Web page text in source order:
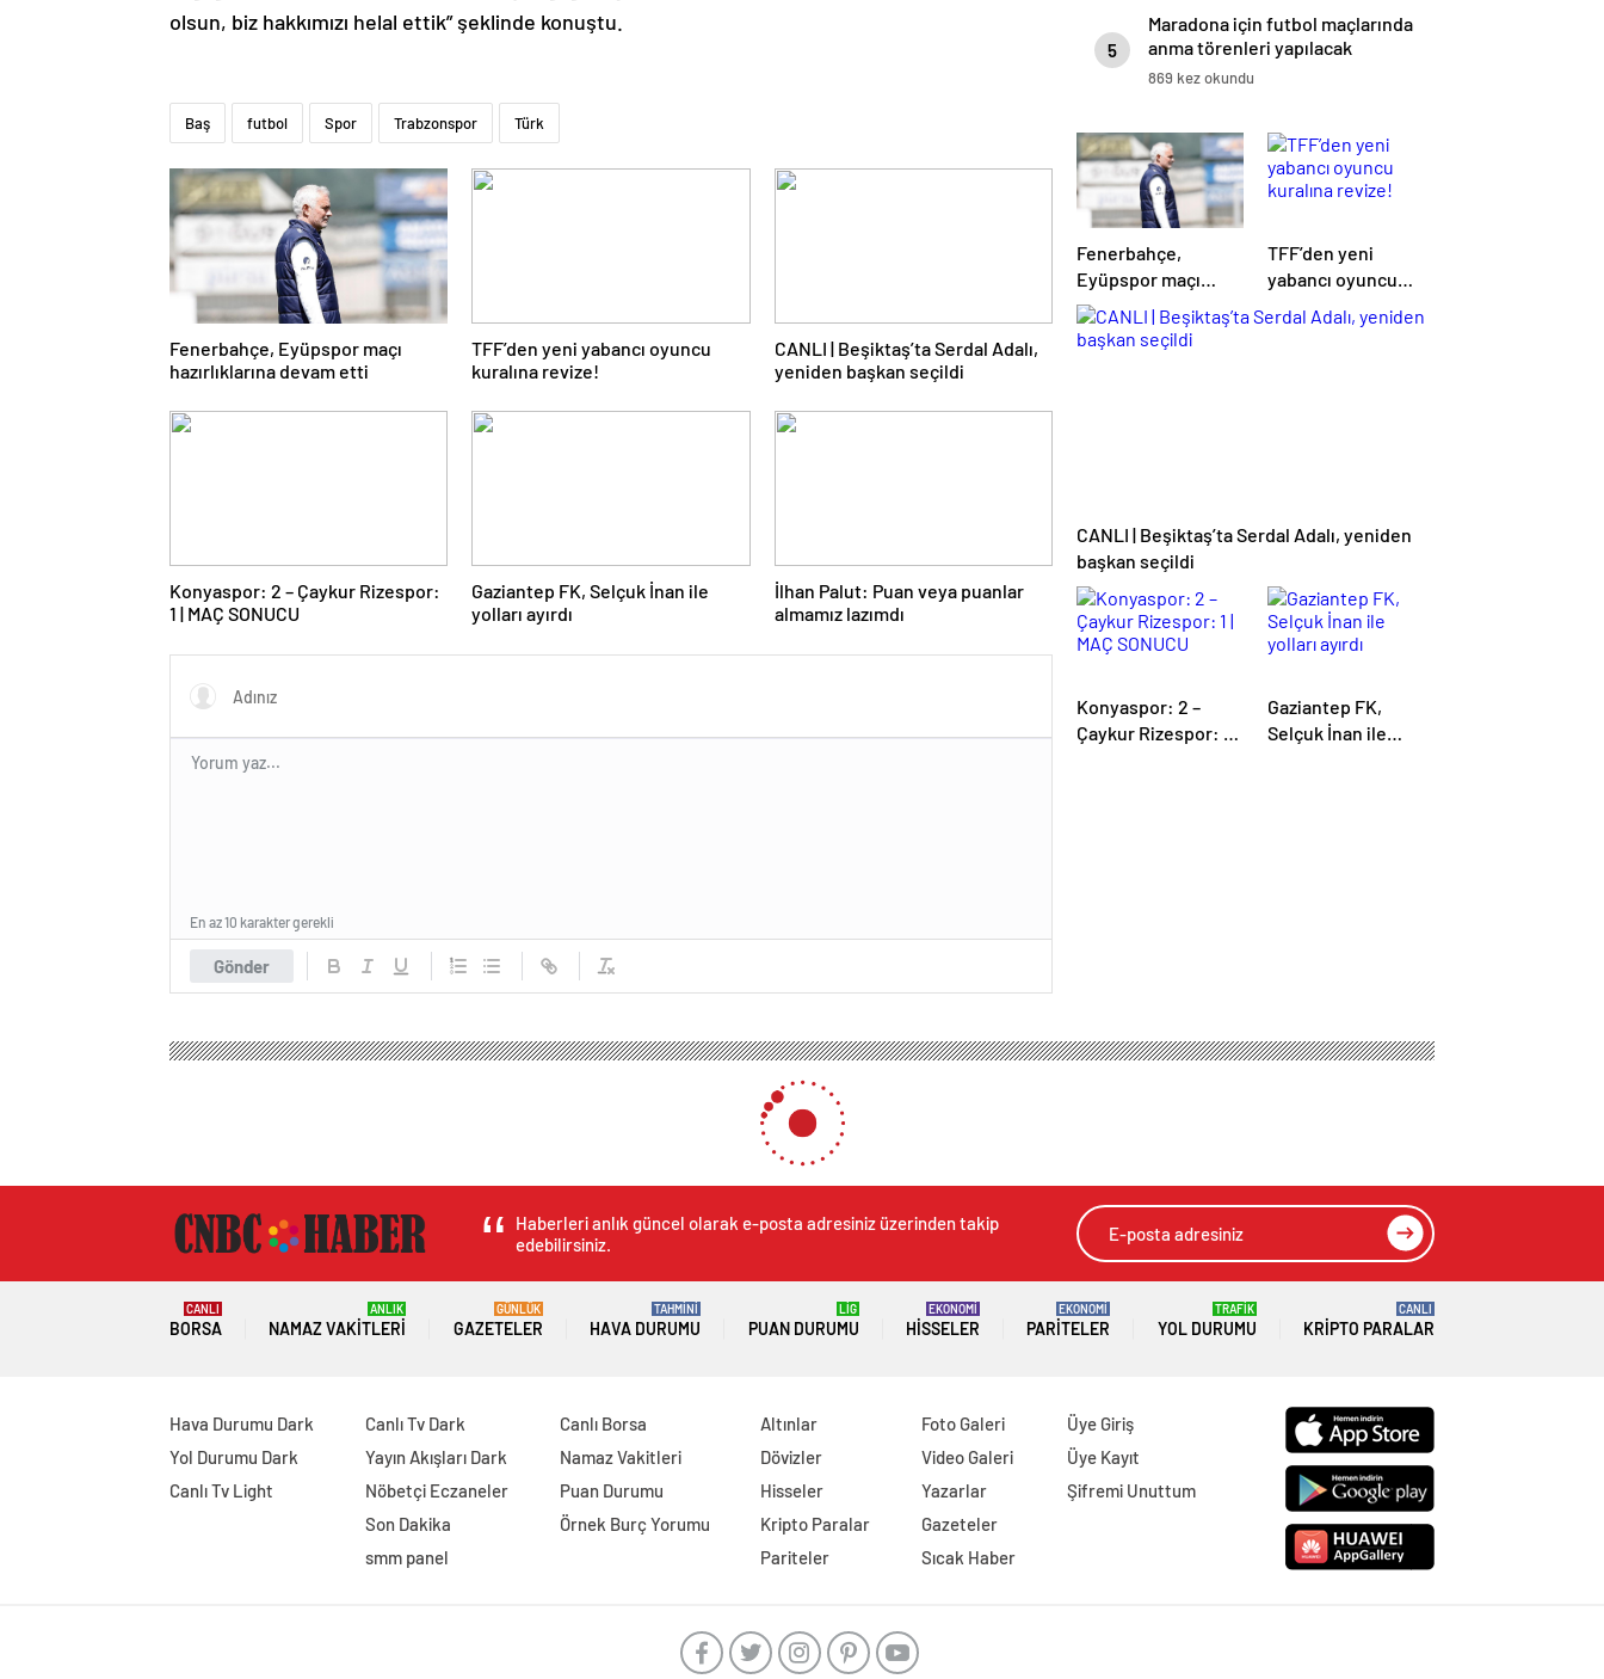
olsun, biz hakkımızı helal ettik” şeklinde konuştu.
Baş futbol Spor Trabzonspor Türk
Fenerbahçe, Eyüpspor maçı
hazırlıklarına devam etti
TFF’den yeni yabancı oyuncu
kuralına revize!
CANLI | Beşiktaş’ta Serdal Adalı,
yeniden başkan seçildi
Konyaspor: 2 – Çaykur Rizespor:
1 | MAÇ SONUCU
Gaziantep FK, Selçuk İnan ile
yolları ayırdı
İlhan Palut: Puan veya puanlar
almamız lazımdı
Gönder
En az 10 karakter gerekli
5
Maradona için futbol maçlarında
anma törenleri yapılacak
869 kez okundu
Fenerbahçe,
Eyüpspor maçı
hazırlıklarına devam
etti
TFF’den yeni
yabancı oyuncu
kuralına revize!
CANLI | Beşiktaş’ta Serdal Adalı, yeniden
başkan seçildi
Konyaspor: 2 –
Çaykur Rizespor: 1 |
Gaziantep FK,
Selçuk İnan ile
Haberleri anlık güncel olarak e-posta adresiniz üzerinden takip
edebilirsiniz.
BORSA
CANLI
NAMAZ VAKITLERI
ANLIK
GAZETELER
GÜNLÜK
HAVA DURUMU
TAHMİNİ
PUAN DURUMU
LİG
HISSELER
EKONOMİ
PARITELER
EKONOMİ
YOL DURUMU
TRAFİK
KRIPTO PARALAR
CANLI
Hava Durumu Dark
Yol Durumu Dark
Canlı Tv Light
Canlı Tv Dark
Yayın Akışları Dark
Nöbetçi Eczaneler
Son Dakika
smm panel
Canlı Borsa
Namaz Vakitleri
Puan Durumu
Örnek Burç Yorumu
Altınlar
Dövizler
Hisseler
Kripto Paralar
Pariteler
Foto Galeri
Video Galeri
Yazarlar
Gazeteler
Sıcak Haber
Üye Giriş
Üye Kayıt
Şifremi Unuttum